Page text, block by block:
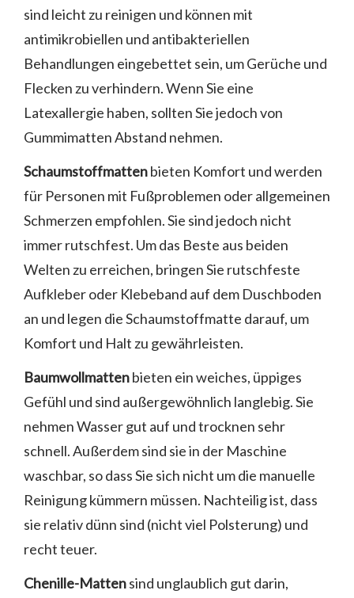
sind leicht zu reinigen und können mit
antimikrobiellen und antibakteriellen
Behandlungen eingebettet sein, um Gerüche und
Flecken zu verhindern. Wenn Sie eine
Latexallergie haben, sollten Sie jedoch von
Gummimatten Abstand nehmen.
Schaumstoffmattenbieten Komfort und werden
für Personen mit Fußproblemen oder allgemeinen
Schmerzen empfohlen. Sie sind jedoch nicht
immer rutschfest. Um das Beste aus beiden
Welten zu erreichen, bringen Sie rutschfeste
Aufkleber oder Klebeband auf dem Duschboden
an und legen die Schaumstoffmatte darauf, um
Komfort und Halt zu gewährleisten.
Baumwollmattenbieten ein weiches, üppiges
Gefühl und sind außergewöhnlich langlebig. Sie
nehmen Wasser gut auf und trocknen sehr
schnell. Außerdem sind sie in der Maschine
waschbar, so dass Sie sich nicht um die manuelle
Reinigung kümmern müssen. Nachteilig ist, dass
sie relativ dünn sind (nicht viel Polsterung) und
recht teuer.
Chenille-Mattensind unglaublich gut darin,